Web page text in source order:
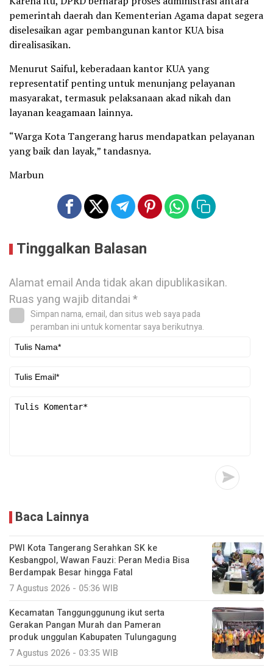
pemerintah daerah dan Kementerian Agama dapat segera
diselesaikan agar pembangunan kantor KUA bisa
direalisasikan.
Menurut Saiful, keberadaan kantor KUA yang
representatif penting untuk menunjang pelayanan
masyarakat, termasuk pelaksanaan akad nikah dan
layanan keagamaan lainnya.
“Warga Kota Tangerang harus mendapatkan pelayanan
yang baik dan layak,” tandasnya.
Marbun
Tinggalkan Balasan
Alamat email Anda tidak akan dipublikasikan.
Ruas yang wajib ditandai*
Simpan nama, email, dan situs web saya pada
peramban ini untuk komentar saya berikutnya.
Baca Lainnya
PWI Kota Tangerang Serahkan SK ke
Kesbangpol, Wawan Fauzi: Peran Media Bisa
Berdampak Besar hingga Fatal
7 Agustus 2026 - 05:36 WIB
Kecamatan Tanggunggunung ikut serta
Gerakan Pangan Murah dan Pameran
produk unggulan Kabupaten Tulungagung
7 Agustus 2026 - 03:35 WIB